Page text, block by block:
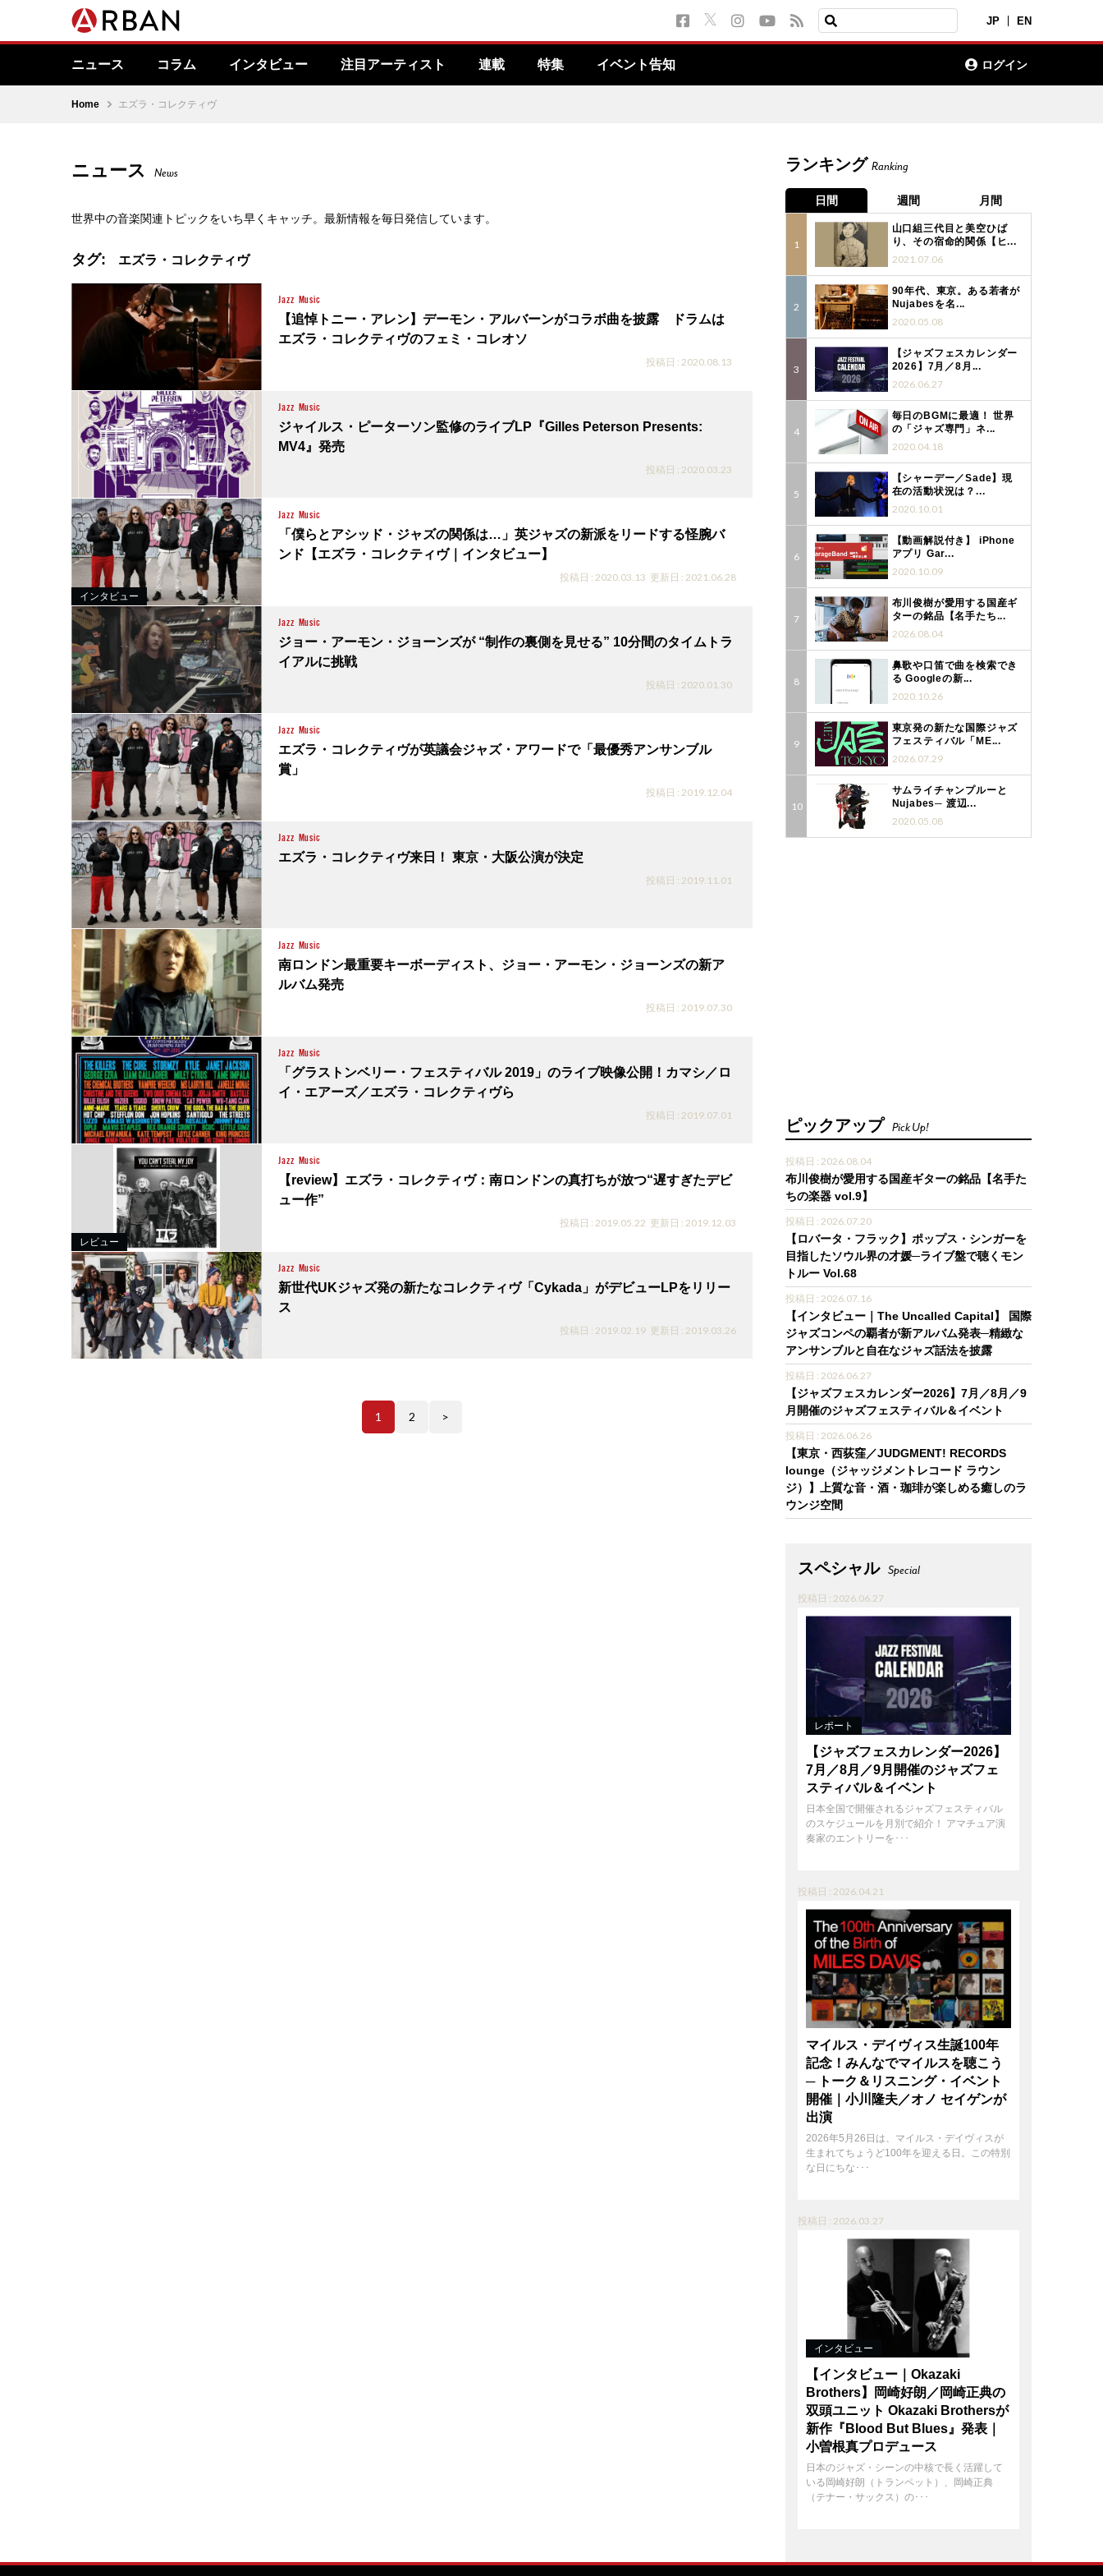
JP EN
ニュース コラム インタビュー 注目アーティスト 連載 特集 イベント告知 ログイン
Home エズラ・コレクティヴ
ニュース News
世界中の音楽関連トピックをいち早くキャッチ。最新情報を毎日発信しています。
タグ: エズラ・コレクティヴ
Jazz Music
【追悼トニー・アレン】デーモン・アルバーンがコラボ曲を披露 ドラムは
エズラ・コレクティヴのフェミ・コレオソ
投稿日 : 2020.08.13
Jazz Music
ジャイルス・ピーターソン監修のライブLP『Gilles Peterson Presents:
MV4』発売
投稿日 : 2020.03.23
インタビュー
Jazz Music
「僕らとアシッド・ジャズの関係は…」英ジャズの新派をリードする怪腕バ
ンド【エズラ・コレクティヴ｜インタビュー】
投稿日 : 2020.03.13 更新日 : 2021.06.28
Jazz Music
ジョー・アーモン・ジョーンズが “制作の裏側を見せる” 10分間のタイムトラ
イアルに挑戦
投稿日 : 2020.01.30
Jazz Music
エズラ・コレクティヴが英議会ジャズ・アワードで「最優秀アンサンブル
賞」
投稿日 : 2019.12.04
Jazz Music
エズラ・コレクティヴ来日！ 東京・大阪公演が決定
投稿日 : 2019.11.01
Jazz Music
南ロンドン最重要キーボーディスト、ジョー・アーモン・ジョーンズの新ア
ルバム発売
投稿日 : 2019.07.30
Jazz Music
「グラストンベリー・フェスティバル 2019」のライブ映像公開！カマシ／ロ
イ・エアーズ／エズラ・コレクティヴら
投稿日 : 2019.07.01
レビュー
Jazz Music
【review】エズラ・コレクティヴ：南ロンドンの真打ちが放つ“遅すぎたデビ
ュー作”
投稿日 : 2019.05.22 更新日 : 2019.12.03
Jazz Music
新世代UKジャズ発の新たなコレクティヴ「Cykada」がデビューLPをリリー
ス
投稿日 : 2019.02.19 更新日 : 2019.03.26
1 2 >
ランキング Ranking
日間 週間 月間
山口組三代目と美空ひば
り、その宿命的関係【ヒ...
2021.07.06
90年代、東京。ある若者が
Nujabesを名...
2020.05.08
【ジャズフェスカレンダー
2026】7月／8月...
2026.06.27
毎日のBGMに最適！ 世界
の「ジャズ専門」ネ...
2020.04.18
【シャーデー／Sade】現
在の活動状況は？...
2020.10.01
【動画解説付き】 iPhone
アプリ Gar...
2020.10.09
布川俊樹が愛用する国産ギ
ターの銘品【名手たち...
2026.08.04
鼻歌や口笛で曲を検索でき
る Googleの新...
2020.10.26
東京発の新たな国際ジャズ
フェスティバル「ME...
2026.07.29
サムライチャンプルーと
Nujabes─ 渡辺...
2020.05.08
ピックアップ Pick Up!
投稿日 : 2026.08.04
布川俊樹が愛用する国産ギターの銘品【名手た
ちの楽器 vol.9】
投稿日 : 2026.07.20
【ロバータ・フラック】ポップス・シンガーを
目指したソウル界の才媛─ライブ盤で聴くモン
トルー Vol.68
投稿日 : 2026.07.16
【インタビュー｜The Uncalled Capital】 国際
ジャズコンペの覇者が新アルバム発表─精緻な
アンサンブルと自在なジャズ話法を披露
投稿日 : 2026.06.27
【ジャズフェスカレンダー2026】7月／8月／9
月開催のジャズフェスティバル＆イベント
投稿日 : 2026.06.26
【東京・西荻窪／JUDGMENT! RECORDS
lounge（ジャッジメントレコード ラウン
ジ）】上質な音・酒・珈琲が楽しめる癒しのラ
ウンジ空間
スペシャル Special
投稿日 : 2026.06.27
レポート
【ジャズフェスカレンダー2026】
7月／8月／9月開催のジャズフェ
スティバル＆イベント
日本全国で開催されるジャズフェスティバル
のスケジュールを月別で紹介！ アマチュア演
奏家のエントリーを･･･
投稿日 : 2026.04.21
マイルス・デイヴィス生誕100年
記念！みんなでマイルスを聴こう
─ トーク＆リスニング・イベント
開催｜小川隆夫／オノ セイゲンが
出演
2026年5月26日は、マイルス・デイヴィスが
生まれてちょうど100年を迎える日。この特別
な日にちな･･･
投稿日 : 2026.03.27
インタビュー
【インタビュー｜Okazaki
Brothers】岡崎好朗／岡崎正典の
双頭ユニット Okazaki Brothersが
新作『Blood But Blues』発表｜
小曽根真プロデュース
日本のジャズ・シーンの中核で長く活躍して
いる岡崎好朗（トランペット）、岡崎正典
（テナー・サックス）の･･･